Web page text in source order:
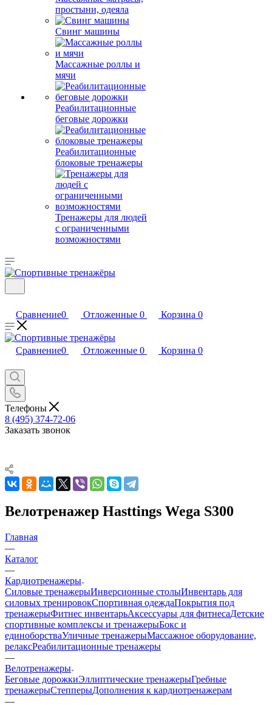
простыни, одеяла
Свинг машины
Массажные роллы и
мячи
Реабилитационные
беговые дорожки
Реабилитационные
блоковые тренажеры
Тренажеры для людей
с ограниченными
возможностями
Сравнение0 Отложенные 0 Корзина 0
Сравнение0 Отложенные 0 Корзина 0
Телефоны
8 (495) 374-72-06
Заказать звонок
Велотренажер Hasttings Wega S300
Главная
—
Каталог
—
Кардиотренажеры
Силовые тренажерыИнверсионные столыИнвентарь для
силовых тренировокСпортивная одеждаПокрытия под
тренажерыФитнес инвентарьАксессуары для фитнесаДетские
спортивные комплексы и тренажерыБокс и
единоборстваУличные тренажерыМассажное оборудование,
релаксРеабилитационные тренажеры
—
Велотренажеры
Беговые дорожкиЭллиптические тренажерыГребные
тренажерыСтепперыДополнения к кардиотренажерам
—